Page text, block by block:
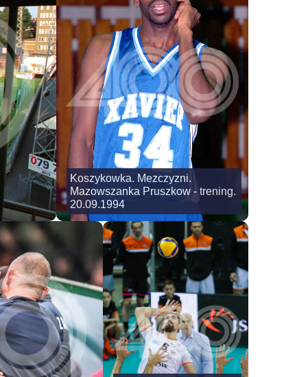
Koszykowka. Mezczyzni.
Mazowszanka Pruszkow - trening.
20.09.1994